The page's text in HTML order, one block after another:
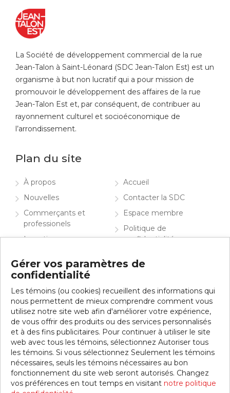
La Société de développement commercial de la rue
Jean-Talon à Saint-Léonard (SDC Jean-Talon Est) est un
organisme à but non lucratif qui a pour mission de
promouvoir le développement des affaires de la rue
Jean-Talon Est et, par conséquent, de contribuer au
rayonnement culturel et socioéconomique de
l’arrondissement.
Plan du site
À propos
Nouvelles
Commerçants et
professionels
Investir
Accueil
Contacter la SDC
Espace membre
Politique de
confidentialité
Contacter la SDC
Inscrivez-vous à notre infolettre
© 2026 SDC Jean-Talon Est. Tous droits réservés.
Gérer vos paramètres de
confidentialité
Les témoins (ou cookies) recueillent des informations qui
nous permettent de mieux comprendre comment vous
utilisez notre site web afin d'améliorer votre expérience,
de vous offrir des produits ou des services personnalisés
et à des fins publicitaires. Pour continuer à utiliser le site
web avec tous les témoins, sélectionnez Autoriser tous
les témoins. Si vous sélectionnez Seulement les témoins
nécessaires, seuls les témoins nécessaires au bon
fonctionnement du site web seront autorisés. Changez
vos préférences en tout temps en visitant notre politique